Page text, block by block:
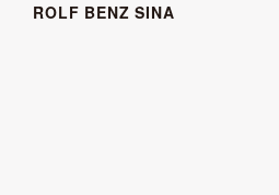
ROLF BENZ SINA